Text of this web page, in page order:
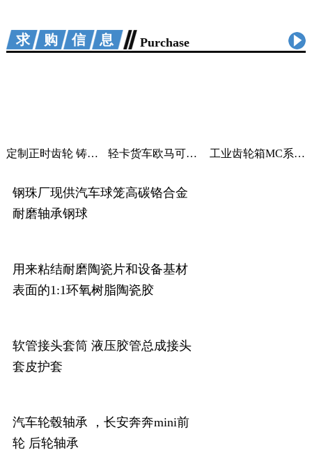
求购信息 Purchase
定制正时齿轮 铸铁曲轴加工 适用汽车机械 轻卡货车欧马可采尔孚变速箱ZF5S400V变速箱 工业齿轮箱MC系列大功率减速机M系列直角变速器平行变速箱
钢珠厂现供汽车球笼高碳铬合金
耐磨轴承钢球
用来粘结耐磨陶瓷片和设备基材
表面的1:1环氧树脂陶瓷胶
软管接头套筒 液压胶管总成接头
套皮护套
汽车轮毂轴承 ，长安奔奔mini前
轮 后轮轴承